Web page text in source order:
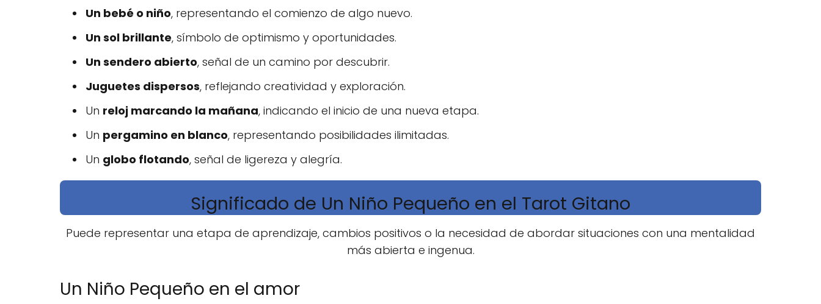
Un bebé o niño, representando el comienzo de algo nuevo.
Un sol brillante, símbolo de optimismo y oportunidades.
Un sendero abierto, señal de un camino por descubrir.
Juguetes dispersos, reflejando creatividad y exploración.
Un reloj marcando la mañana, indicando el inicio de una nueva etapa.
Un pergamino en blanco, representando posibilidades ilimitadas.
Un globo flotando, señal de ligereza y alegría.
Significado de Un Niño Pequeño en el Tarot Gitano
Puede representar una etapa de aprendizaje, cambios positivos o la necesidad de abordar situaciones con una mentalidad
más abierta e ingenua.
Un Niño Pequeño en el amor